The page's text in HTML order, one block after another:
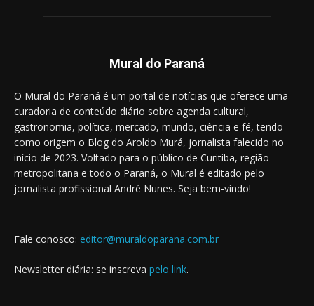
Mural do Paraná
O Mural do Paraná é um portal de notícias que oferece uma
curadoria de conteúdo diário sobre agenda cultural,
gastronomia, política, mercado, mundo, ciência e fé, tendo
como origem o Blog do Aroldo Murá, jornalista falecido no
início de 2023. Voltado para o público de Curitiba, região
metropolitana e todo o Paraná, o Mural é editado pelo
jornalista profissional André Nunes. Seja bem-vindo!
Fale conosco: editor@muraldoparana.com.br
Newsletter diária: se inscreva pelo link.